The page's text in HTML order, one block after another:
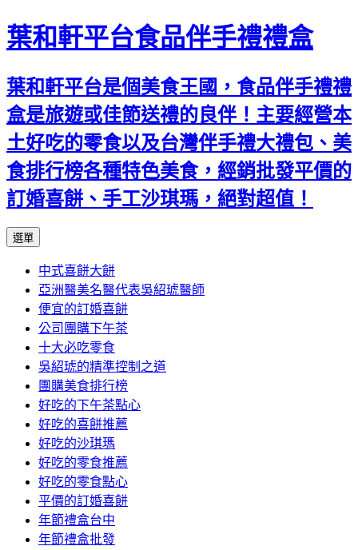
葉和軒平台食品伴手禮禮盒
葉和軒平台是個美食王國，食品伴手禮禮
盒是旅遊或佳節送禮的良伴！主要經營本
土好吃的零食以及台灣伴手禮大禮包、美
食排行榜各種特色美食，經銷批發平價的
訂婚喜餅、手工沙琪瑪，絕對超值！
選單
內
容
中式喜餅大餅
亞洲醫美名醫代表吳紹琥醫師
便宜的訂婚喜餅
公司團購下午茶
十大必吃零食
吳紹琥的精準控制之道
團購美食排行榜
好吃的下午茶點心
好吃的喜餅推薦
好吃的沙琪瑪
好吃的零食推薦
好吃的零食點心
平價的訂婚喜餅
年節禮盒台中
年節禮盒批發